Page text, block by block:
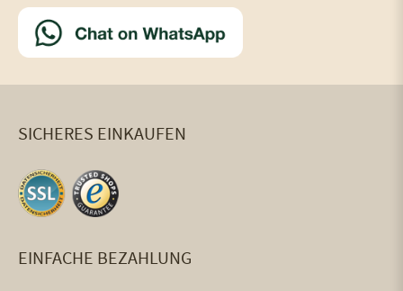
SICHERES EINKAUFEN
EINFACHE BEZAHLUNG